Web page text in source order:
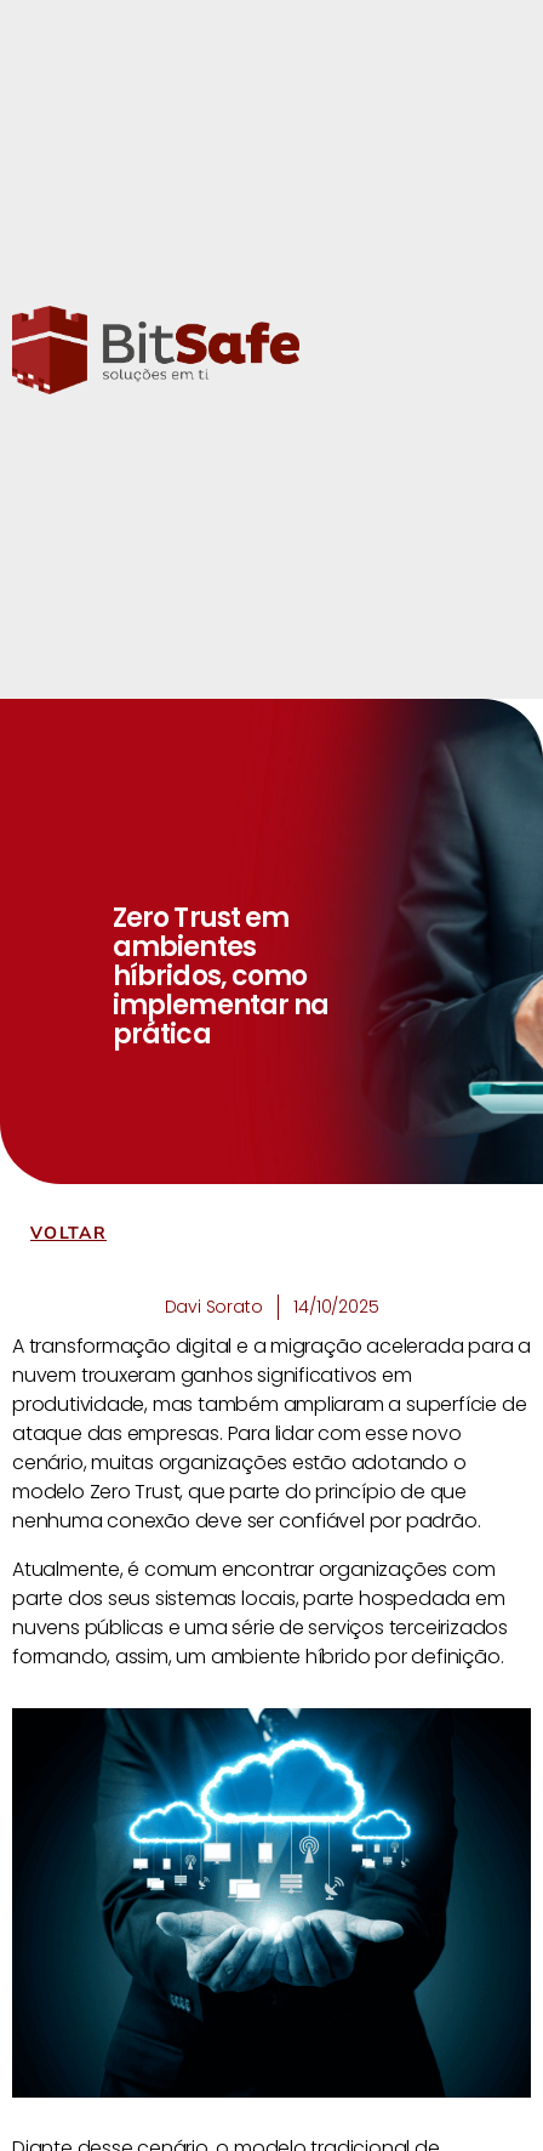
Zero Trust em
ambientes
híbridos, como
implementar na
prática
VOLTAR
Davi Sorato 14/10/2025
A transformação digital e a migração acelerada para a
nuvem trouxeram ganhos significativos em
produtividade, mas também ampliaram a superfície de
ataque das empresas. Para lidar com esse novo
cenário, muitas organizações estão adotando o
modelo Zero Trust, que parte do princípio de que
nenhuma conexão deve ser confiável por padrão.
Atualmente, é comum encontrar organizações com
parte dos seus sistemas locais, parte hospedada em
nuvens públicas e uma série de serviços terceirizados
formando, assim, um ambiente híbrido por definição.